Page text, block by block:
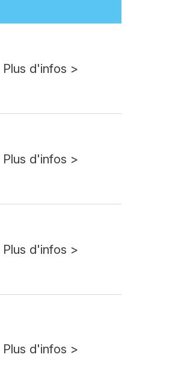
Plus d'infos >
Plus d'infos >
Plus d'infos >
Plus d'infos >